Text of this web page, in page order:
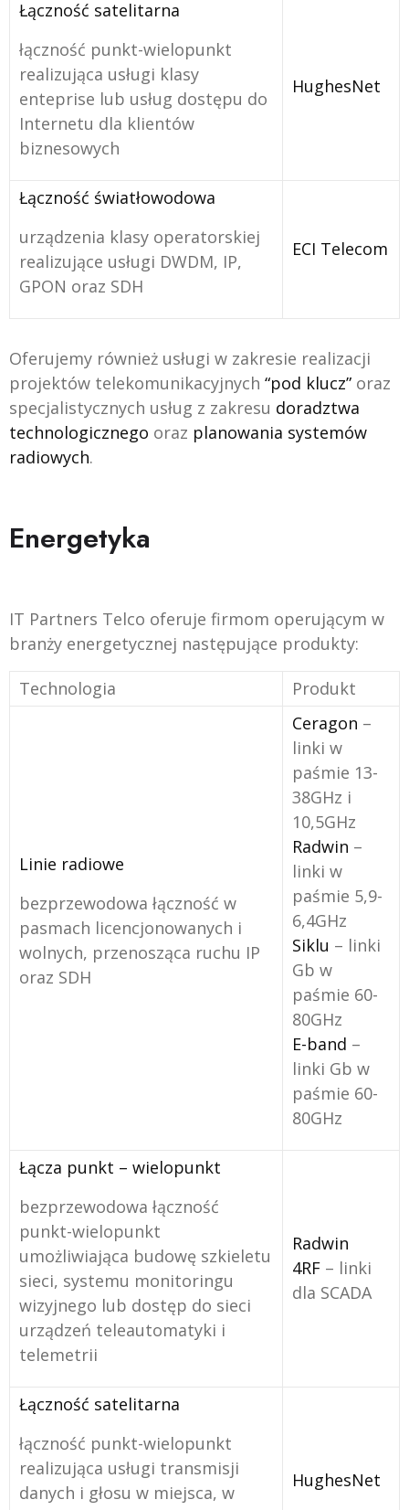
Łączność satelitarna
łączność punkt-wielopunkt
realizująca usługi klasy
enteprise lub usług dostępu do
Internetu dla klientów
biznesowych
HughesNet
Łączność światłowodowa
urządzenia klasy operatorskiej
realizujące usługi DWDM, IP,
GPON oraz SDH
ECI Telecom
Oferujemy również usługi w zakresie realizacji
projektów telekomunikacyjnych “pod klucz” oraz
specjalistycznych usług z zakresu doradztwa
technologicznego oraz planowania systemów
radiowych.
Energetyka
IT Partners Telco oferuje firmom operującym w
branży energetycznej następujące produkty:
Technologia Produkt
Linie radiowe
bezprzewodowa łączność w
pasmach licencjonowanych i
wolnych, przenosząca ruchu IP
oraz SDH
Ceragon –
linki w
paśmie 13-
38GHz i
10,5GHz
Radwin –
linki w
paśmie 5,9-
6,4GHz
Siklu – linki
Gb w
paśmie 60-
80GHz
E-band –
linki Gb w
paśmie 60-
80GHz
Łącza punkt – wielopunkt
bezprzewodowa łączność
punkt-wielopunkt
umożliwiająca budowę szkieletu
sieci, systemu monitoringu
wizyjnego lub dostęp do sieci
urządzeń teleautomatyki i
telemetrii
Radwin
4RF – linki
dla SCADA
Łączność satelitarna
łączność punkt-wielopunkt
realizująca usługi transmisji
danych i głosu w miejsca, w
HughesNet